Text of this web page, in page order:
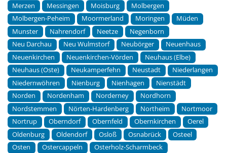
Merzen
Messingen Moisburg
Molbergen
Molbergen-Peheim
Moormerland Moringen
Müden
Munster
Nahrendorf Neetze
Negenborn
Neu Darchau
Neu Wulmstorf Neubörger
Neuenhaus
Neuenkirchen
Neuenkirchen-Vörden
Neuhaus (Elbe)
Neuhaus (Oste)
Neukamperfehn Neustadt
Niederlangen
Niedernwöhren
Nienburg Nienhagen
Nienstädt
Norden
Nordenham Norderney
Nordhorn
Nordstemmen
Nörten-Hardenberg Northeim
Nortmoor
Nortrup
Oberndorf Obernfeld Obernkirchen
Oerel
Oldenburg
Oldendorf Osloß Osnabrück
Osteel
Osten
Ostercappeln
Osterholz-Scharmbeck